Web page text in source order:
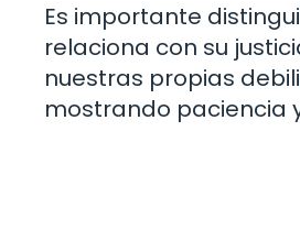
Es importante
relaciona con su
nuestras propias
mostrando paciencia